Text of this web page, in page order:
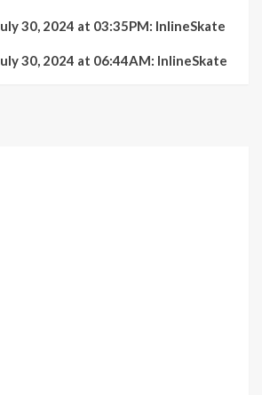
30, 2024 at 03:35PM: InlineSkate
30, 2024 at 06:44AM: InlineSkate